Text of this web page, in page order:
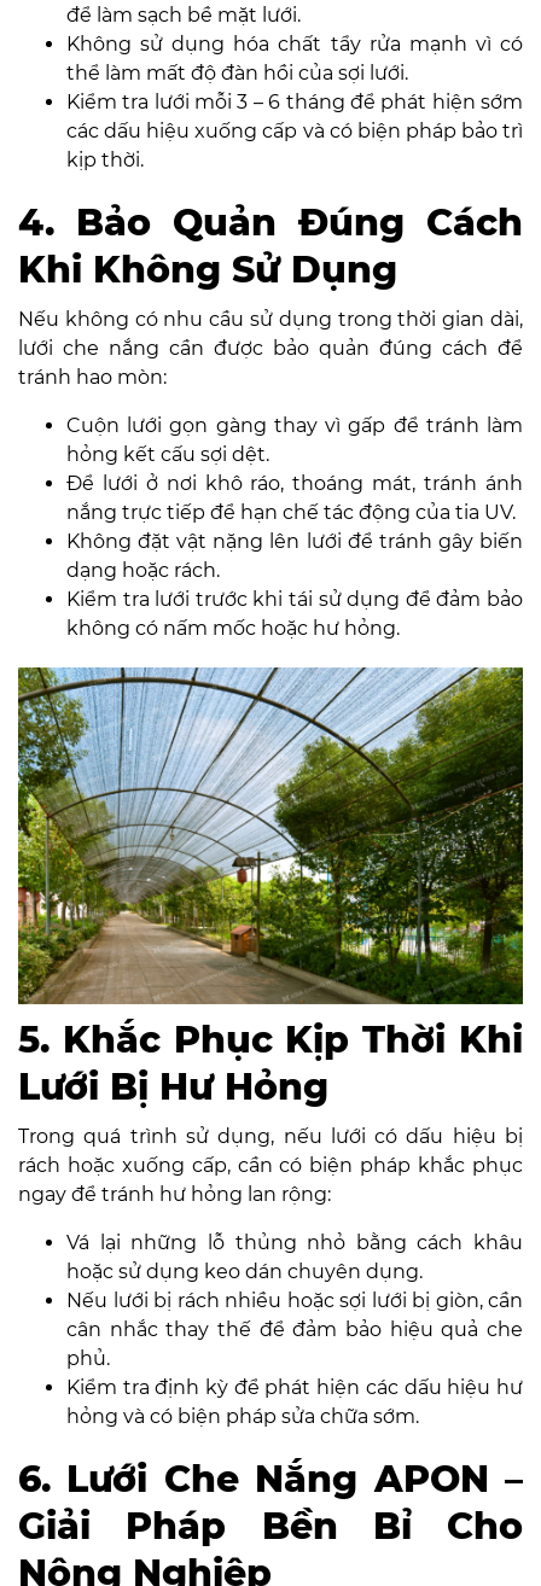
để làm sạch bề mặt lưới.
Không sử dụng hóa chất tẩy rửa mạnh vì có
thể làm mất độ đàn hồi của sợi lưới.
Kiểm tra lưới mỗi 3 – 6 tháng để phát hiện sớm
các dấu hiệu xuống cấp và có biện pháp bảo trì
kịp thời.
4. Bảo Quản Đúng Cách
Khi Không Sử Dụng
Nếu không có nhu cầu sử dụng trong thời gian dài,
lưới che nắng cần được bảo quản đúng cách để
tránh hao mòn:
Cuộn lưới gọn gàng thay vì gấp để tránh làm
hỏng kết cấu sợi dệt.
Để lưới ở nơi khô ráo, thoáng mát, tránh ánh
nắng trực tiếp để hạn chế tác động của tia UV.
Không đặt vật nặng lên lưới để tránh gây biến
dạng hoặc rách.
Kiểm tra lưới trước khi tái sử dụng để đảm bảo
không có nấm mốc hoặc hư hỏng.
5. Khắc Phục Kịp Thời Khi
Lưới Bị Hư Hỏng
Trong quá trình sử dụng, nếu lưới có dấu hiệu bị
rách hoặc xuống cấp, cần có biện pháp khắc phục
ngay để tránh hư hỏng lan rộng:
Vá lại những lỗ thủng nhỏ bằng cách khâu
hoặc sử dụng keo dán chuyên dụng.
Nếu lưới bị rách nhiều hoặc sợi lưới bị giòn, cần
cân nhắc thay thế để đảm bảo hiệu quả che
phủ.
Kiểm tra định kỳ để phát hiện các dấu hiệu hư
hỏng và có biện pháp sửa chữa sớm.
6. Lưới Che Nắng APON –
Giải Pháp Bền Bỉ Cho
Nông Nghiệp